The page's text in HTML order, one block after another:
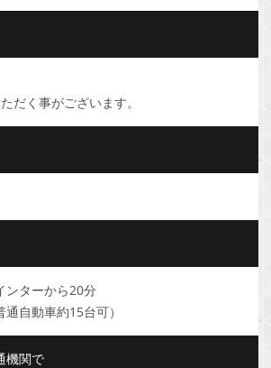
だく事がございます。
ンターから20分
自動車約15台可）
機関で